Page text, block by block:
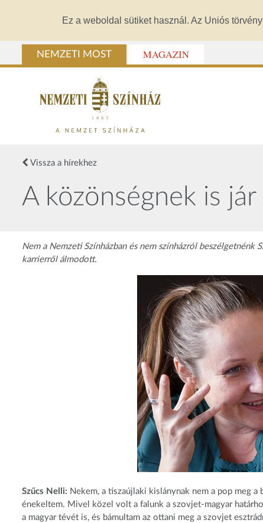
Ez a weboldal sütiket használ. Az Uniós
NEMZETI MOST MAGAZIN
Vissza a hírekhez
A közönségnek is jár
Nem a Nemzeti Színházban és nem színházról
karrierről álmodott.
Szűcs Nelli: Nekem, a tiszaújlaki kislánynak nem a pop meg a
énekeltem. Mivel közel volt a falunk a szovjet-magyar
a magyar tévét is, és bámultam az ottani meg a szovjet